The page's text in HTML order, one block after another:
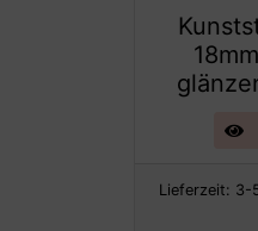
Lieferzeit: 3-